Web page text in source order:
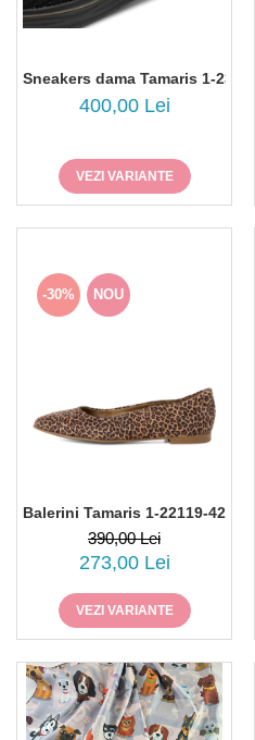
Sneakers dama Tamaris 1-
400,00 Lei
VEZI VARIANTE
-30% NOU
Balerini Tamaris 1-22119-42-
390,00 Lei
273,00 Lei
VEZI VARIANTE